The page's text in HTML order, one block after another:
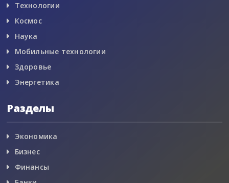
Технологии
Космос
Наука
Мобильные технологии
Здоровье
Энергетика
Разделы
Экономика
Бизнес
Финансы